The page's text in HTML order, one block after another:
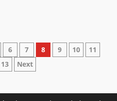
6 7 8 9 10
11
13 Next